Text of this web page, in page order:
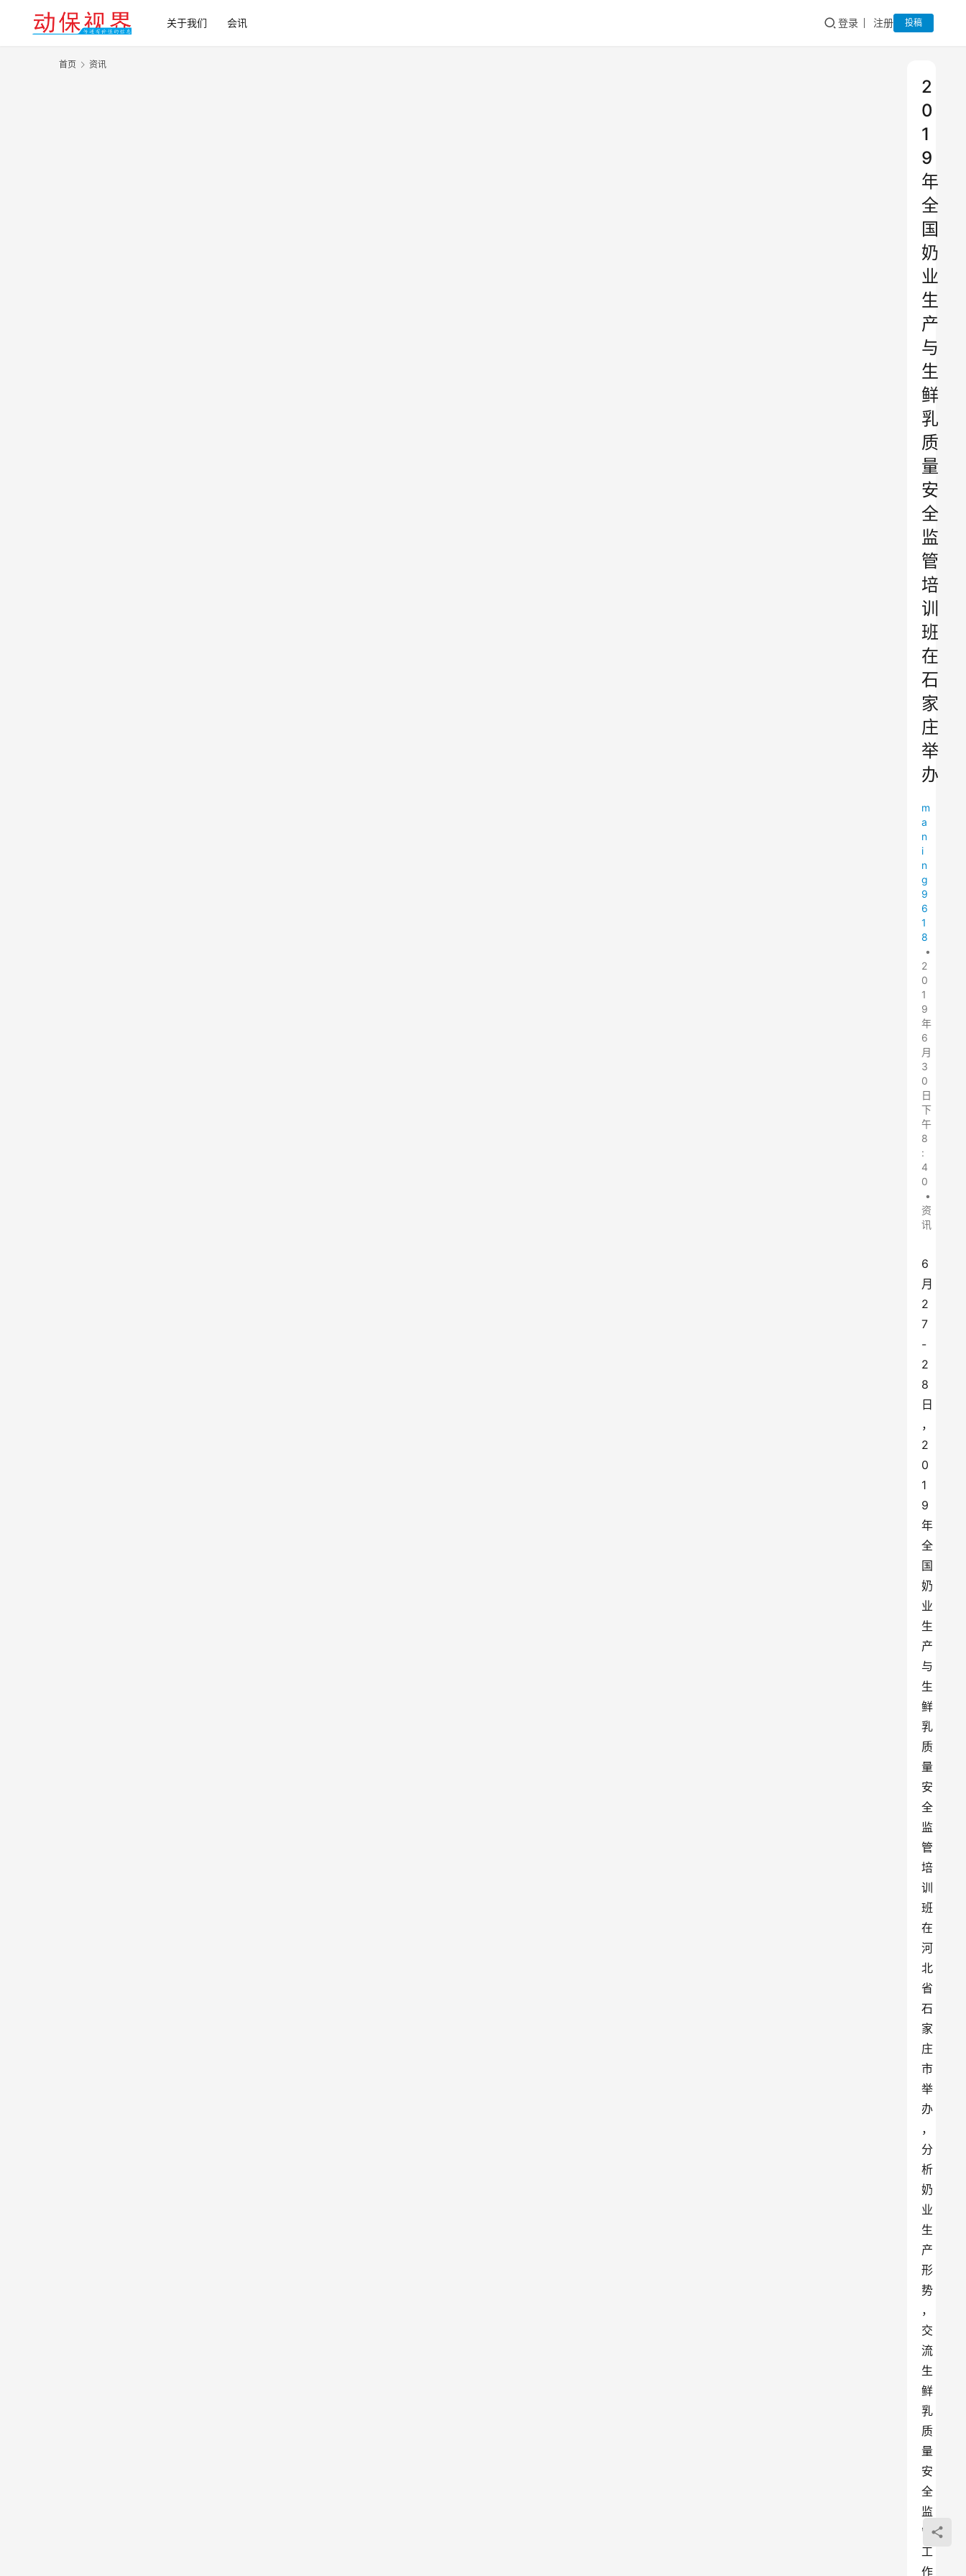
关于我们 会讯 登录 注册 投稿
首页 资讯
2
0
1
9
年
全
国
奶
业
生
产
与
生
鲜
乳
质
量
安
全
监
管
培
训
班
在
石
家
庄
举
办
m
a
n
i
n
g
9
6
1
8
•
2
0
1
9
年
6
月
3
0
日
下
午
8
:
4
0
•
资
讯
6
月
2
7
-
2
8
日
，
2
0
1
9
年
全
国
奶
业
生
产
与
生
鲜
乳
质
量
安
全
监
管
培
训
班
在
河
北
省
石
家
庄
市
举
办
，
分
析
奶
业
生
产
形
势
，
交
流
生
鲜
乳
质
量
安
全
监
管
工
作